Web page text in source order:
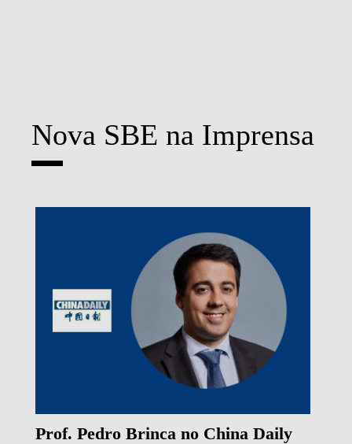
Nova SBE na Imprensa
Prof. Pedro Brinca no China Daily